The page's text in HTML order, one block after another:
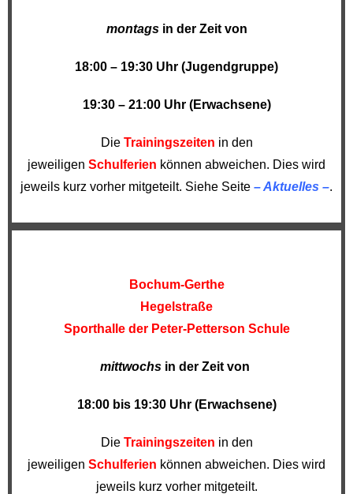
montagsin der Zeit von
18:00 – 19:30 Uhr (Jugendgruppe)
19:30 – 21:00 Uhr (Erwachsene)
Die Trainingszeiten in den
jeweiligen Schulferien können abweichen. Dies wird
jeweils kurz vorher mitgeteilt. Siehe Seite – Aktuelles –.
Bochum-Gerthe
Hegelstraße
Sporthalle der Peter-Petterson Schule
mittwochs in der Zeit von
18:00 bis 19:30 Uhr (Erwachsene)
Die Trainingszeiten in den
jeweiligen Schulferien können abweichen. Dies wird
jeweils kurz vorher mitgeteilt.